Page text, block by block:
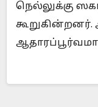
நெல்லுக்கு